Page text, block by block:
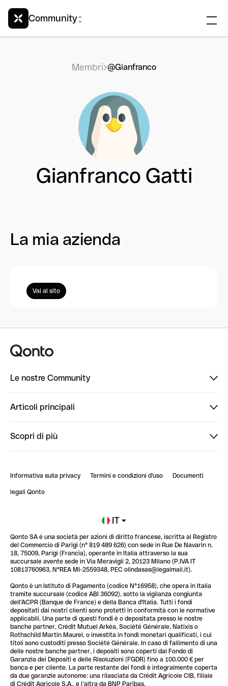
Community
Membri @Gianfranco
Gianfranco Gatti
La mia azienda
Vai al sito
Le nostre Community
PowerUp
Articoli principali
StrongHer Mentorship | Notion: come organizzare...
Scopri di più
Blog
Glossario finanziario
Informativa sulla privacy Termini e condizioni d'uso Documenti
legali Qonto
IT
Qonto SA é una società per azioni di diritto francese, iscritta al Registro
del Commercio di Parigi (n° 819 489 626) con sede in Rue De Navarin n.
18, 75009, Parigi (Francia), operante in Italia attraverso la sua
succursale avente sede in Via Meravigli 2, 20123 Milano (P.IVA IT
10813760963, N°REA MI-2559348, PEC olindasas@legalmail.it).
Qonto è un Istituto di Pagamento (codice N°16958), che opera in Italia
tramite succursale (codice ABI 36092), sotto la vigilanza congiunta
dell'ACPR (Banque de France) e della Banca d'Italia. Tutti i fondi
depositati dai nostri clienti sono protetti in conformità con le normative
applicabili. Una parte di questi fondi è o depositata presso le nostre
banche partner, Crédit Mutuel Arkéa, Société Générale, Natixis o
Rothschild Martin Maurel, o investita in fondi monetari qualificati, i cui
titoli sono custoditi presso Société Générale. In caso di fallimento di una
delle nostre banche partner, i depositi sono coperti dal Fondo di
Garanzia dei Depositi e delle Risoluzioni (FGDR) fino a 100.000 € per
banca e per cliente. La parte restante dei fondi è integralmente coperta
da due garanzie autonome: una rilasciata da Crédit Agricole CIB, filiale
di Crédit Agricole S.A., e l’altra da BNP Paribas.